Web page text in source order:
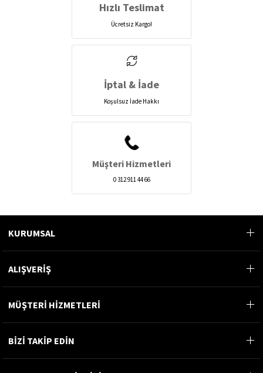
Hızlı Teslimat
Ücretsiz Kargo!
İptal & İade
Koşulsuz İade Hakkı
Müşteri Hizmetleri
0 312 911 44 66
KURUMSAL
ALIŞVERİŞ
MÜŞTERİ HİZMETLERİ
BİZİ TAKİP EDİN